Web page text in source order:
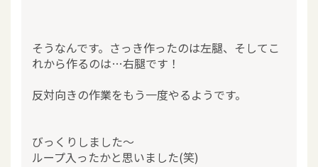
そうなんです。さっき作ったのは左腿、そしてこ
れから作るのは…右腿です！
反対向きの作業をもう一度やるようです。
びっくりしました～
ループ入ったかと思いました(笑)